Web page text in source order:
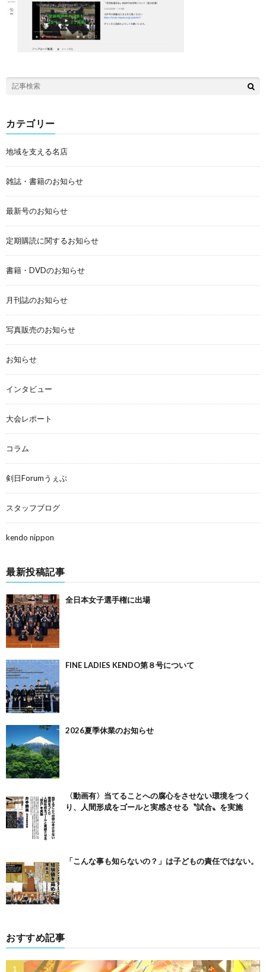
カテゴリー
地域を支える名店
雑誌・書籍のお知らせ
最新号のお知らせ
定期購読に関するお知らせ
書籍・DVDのお知らせ
月刊誌のお知らせ
写真販売のお知らせ
お知らせ
インタビュー
大会レポート
コラム
剣日Forumうぇぶ
スタッフブログ
kendo nippon
最新投稿記事
全日本女子選手権に出場
FINE LADIES KENDO第８号について
2026夏季休業のお知らせ
〈動画有〉当てることへの腐心をさせない環境をつく
り、人間形成をゴールと実感させる〝試合〟を実施
「こんな事も知らないの？」は子どもの責任ではない。
おすすめ記事